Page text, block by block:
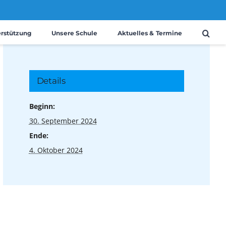
Unsere Schule Aktuelles & Termine
Details
Beginn:
30. September 2024
Ende:
4. Oktober 2024